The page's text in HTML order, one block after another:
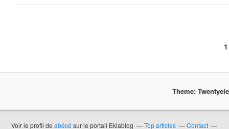
1
Theme:
Voir le profil deabécé sur le portail Eklablog Top articles
Contact